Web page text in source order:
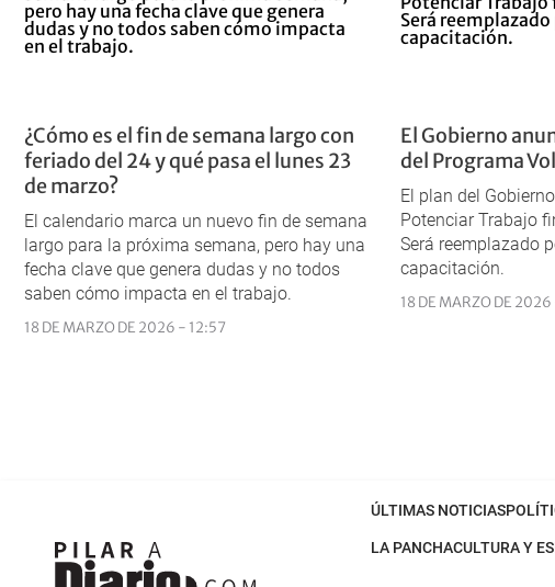
¿Cómo es el fin de semana largo con
feriado del 24 y qué pasa el lunes 23
de marzo?
El calendario marca un nuevo fin de semana
largo para la próxima semana, pero hay una
fecha clave que genera dudas y no todos
saben cómo impacta en el trabajo.
18 DE MARZO DE 2026 - 12:57
El Gobierno
del Programa
El plan del
Potenciar Trabajo
Será reemplazado
capacitación.
18 DE MARZO DE 2026
ÚLTIMAS NOTICIAS
LA PANCHACULTURA Y